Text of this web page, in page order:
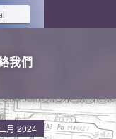
我們
月 2024